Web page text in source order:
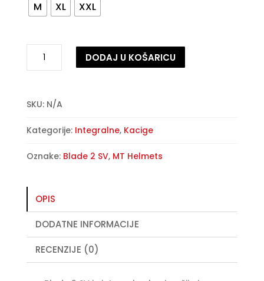
M XL XXL
kaciga
2
–
C3
sjajno
perla
fluorescentno
žuta
količina
DODAJ U KOŠARICU
t
r
a
i
e
SKU: N/A
Kategorije: Integralne, Kacige
Oznake: Blade 2 SV, MT Helmets
OPIS
DODATNE INFORMACIJE
RECENZIJE (0)